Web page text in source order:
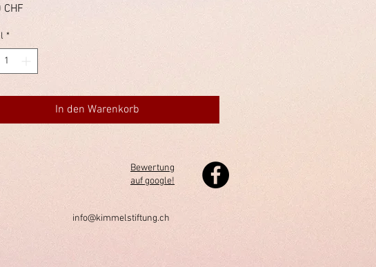
*
In den Warenkorb
Bewertung
auf google!
info@kimmelstiftung.ch